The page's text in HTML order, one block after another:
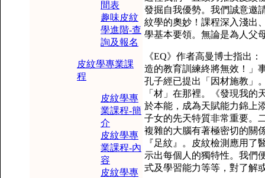
間表
趣味皮紋
學進階-查
詢及報名
皮紋學專業課
程
皮紋學專
業課程-簡
介
皮紋學專
業課程-內
容
皮紋學專
發掘自我優勢。我們誠意邀
紋學的奧妙！課程深入淺出
學基本要領。無論是為人父
《EQ》作者高曼博士指出
造的教育訓練終將無效！」
孔子經已提出「因材施教」
「材」在那裡。《發現我
於本能，成為天賦能力錦上
子女的先天特質非常重要。
複雜的大腦有著極密切的關
『足紋』。皮紋檢測應用
示出每個人的獨特性。我們
式及學習能力等等，對了解